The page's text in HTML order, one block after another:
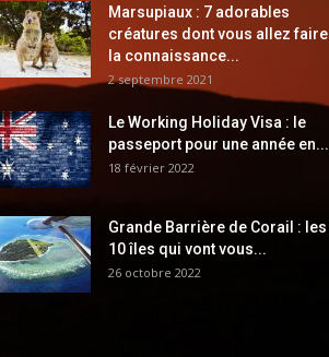
Marsupiaux : 7 adorables
créatures dont vous allez faire
la connaissance...
2 septembre 2021
Le Working Holiday Visa : le
passeport pour une année en...
18 février 2022
Grande Barrière de Corail : les
10 îles qui vont vous...
26 octobre 2022